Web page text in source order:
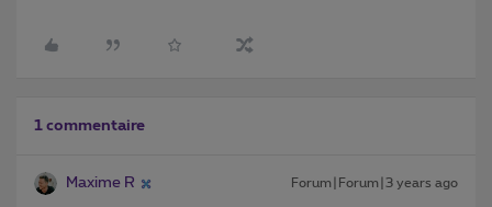
1 commentaire
Maxime R Forum|Forum|3 years ago